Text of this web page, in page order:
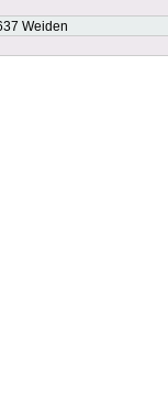
Weiden